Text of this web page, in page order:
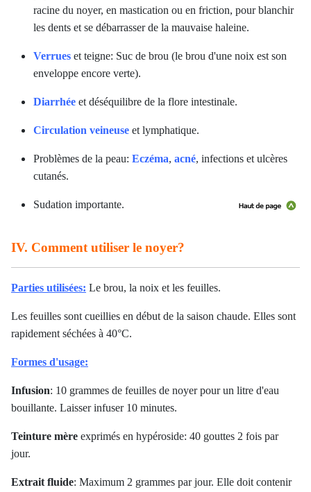
racine du noyer, en mastication ou en friction, pour blanchir
les dents et se débarrasser de la mauvaise haleine.
Verrues et teigne: Suc de brou (le brou d'une noix est son
enveloppe encore verte).
Diarrhée et déséquilibre de la flore intestinale.
Circulation veineuse et lymphatique.
Problèmes de la peau: Eczéma, acné, infections et ulcères
cutanés.
Sudation importante.
IV. Comment utiliser le noyer?
Parties utilisées: Le brou, la noix et les feuilles.
Les feuilles sont cueillies en début de la saison chaude. Elles sont
rapidement séchées à 40°C.
Formes d'usage:
Infusion: 10 grammes de feuilles de noyer pour un litre d'eau
bouillante. Laisser infuser 10 minutes.
Teinture mère exprimés en hypéroside: 40 gouttes 2 fois par
jour.
Extrait fluide: Maximum 2 grammes par jour. Elle doit contenir